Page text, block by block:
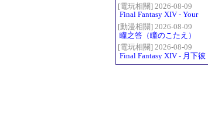
精修版
[電玩相關] 2026-08-09
Final Fantasy XIV - Your
Answer
[動漫相關] 2026-08-09
瞳之答（瞳のこたえ）
[電玩相關] 2026-08-09
Final Fantasy XIV - 月下彼
岸花 ～蛮神ツクヨミ討滅